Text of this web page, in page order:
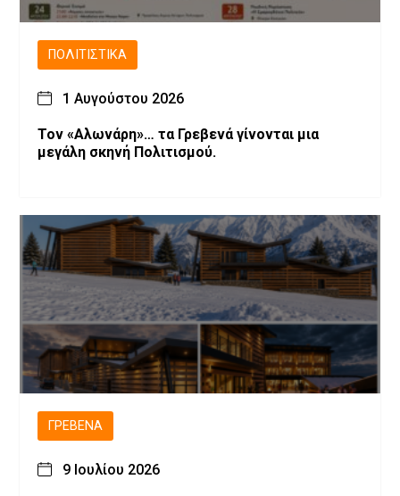
ΠΟΛΙΤΙΣΤΙΚΆ
1 Αυγούστου 2026
Τον «Αλωνάρη»… τα Γρεβενά γίνονται μια
μεγάλη σκηνή Πολιτισμού.
ΓΡΕΒΕΝΆ
9 Ιουλίου 2026